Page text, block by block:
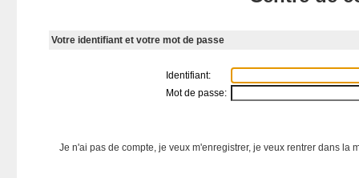
Votre identifiant et votre mot de passe
Identifiant:
Mot de passe:
Je n'ai pas de compte, je veux m'enregistrer, je veux rentrer dans la